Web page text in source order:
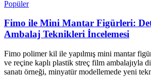
Popüler
Fimo ile Mini Mantar Figürleri:
Ambalaj Teknikleri İncelemesi
Fimo polimer kil ile yapılmış mini mantar
ve reçine kaplı plastik streç film ambalajıyla
sanatı örneği, minyatür modellemede yeni